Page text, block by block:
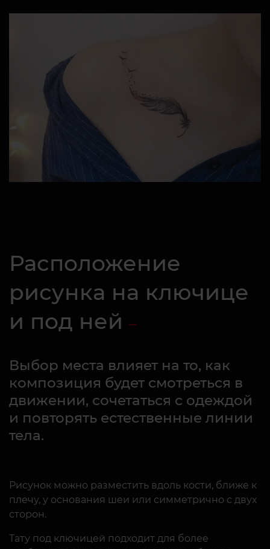
Расположение
рисунка на ключице
и под ней
Выбор места влияет на то, как
композиция будет смотреться в
движении, сочетаться с одеждой
и повторять естественные линии
тела.
Рисунок можно разместить вдоль кости, ближе к
плечу, у основания шеи или симметрично с двух
сторон.
Тату под ключицей подходит для более